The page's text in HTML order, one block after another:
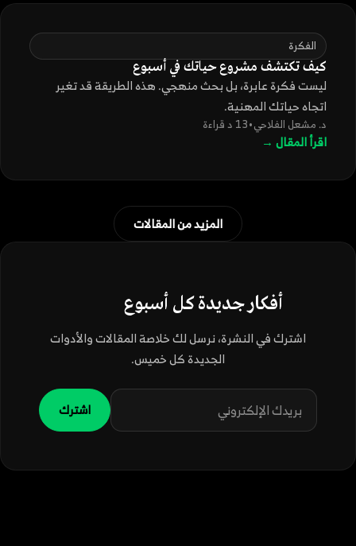
الفكرة
كيف تكتشف مشروع حياتك في أسبوع
ليست فكرة عابرة، بل بحث منهجي. هذه الطريقة قد تغير
اتجاه حياتك المهنية.
د. مشعل الفلاحي•13 د قراءة
اقرأ المقال →
المزيد من المقالات
أفكار جديدة كل أسبوع
اشترك في النشرة، نرسل لك خلاصة المقالات والأدوات
الجديدة كل خميس.
اشترك